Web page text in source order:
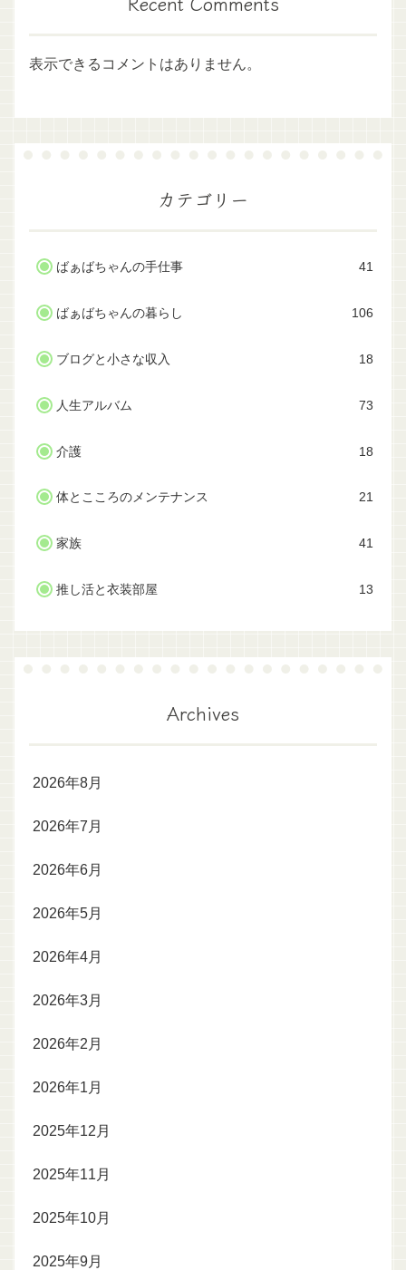
表示できるコメントはありません。
カテゴリー
ばぁばちゃんの手仕事 41
ばぁばちゃんの暮らし 106
ブログと小さな収入 18
人生アルバム 73
介護 18
体とこころのメンテナンス 21
家族 41
推し活と衣装部屋 13
Archives
2026年8月
2026年7月
2026年6月
2026年5月
2026年4月
2026年3月
2026年2月
2026年1月
2025年12月
2025年11月
2025年10月
2025年9月